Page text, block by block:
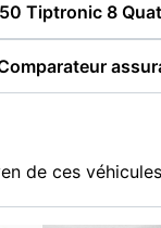
Tiptronic 8
de ces